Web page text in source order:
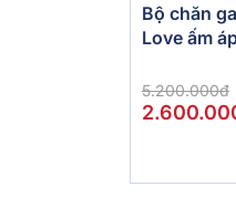
Bộ chăn
Love ấm
5.200.000đ